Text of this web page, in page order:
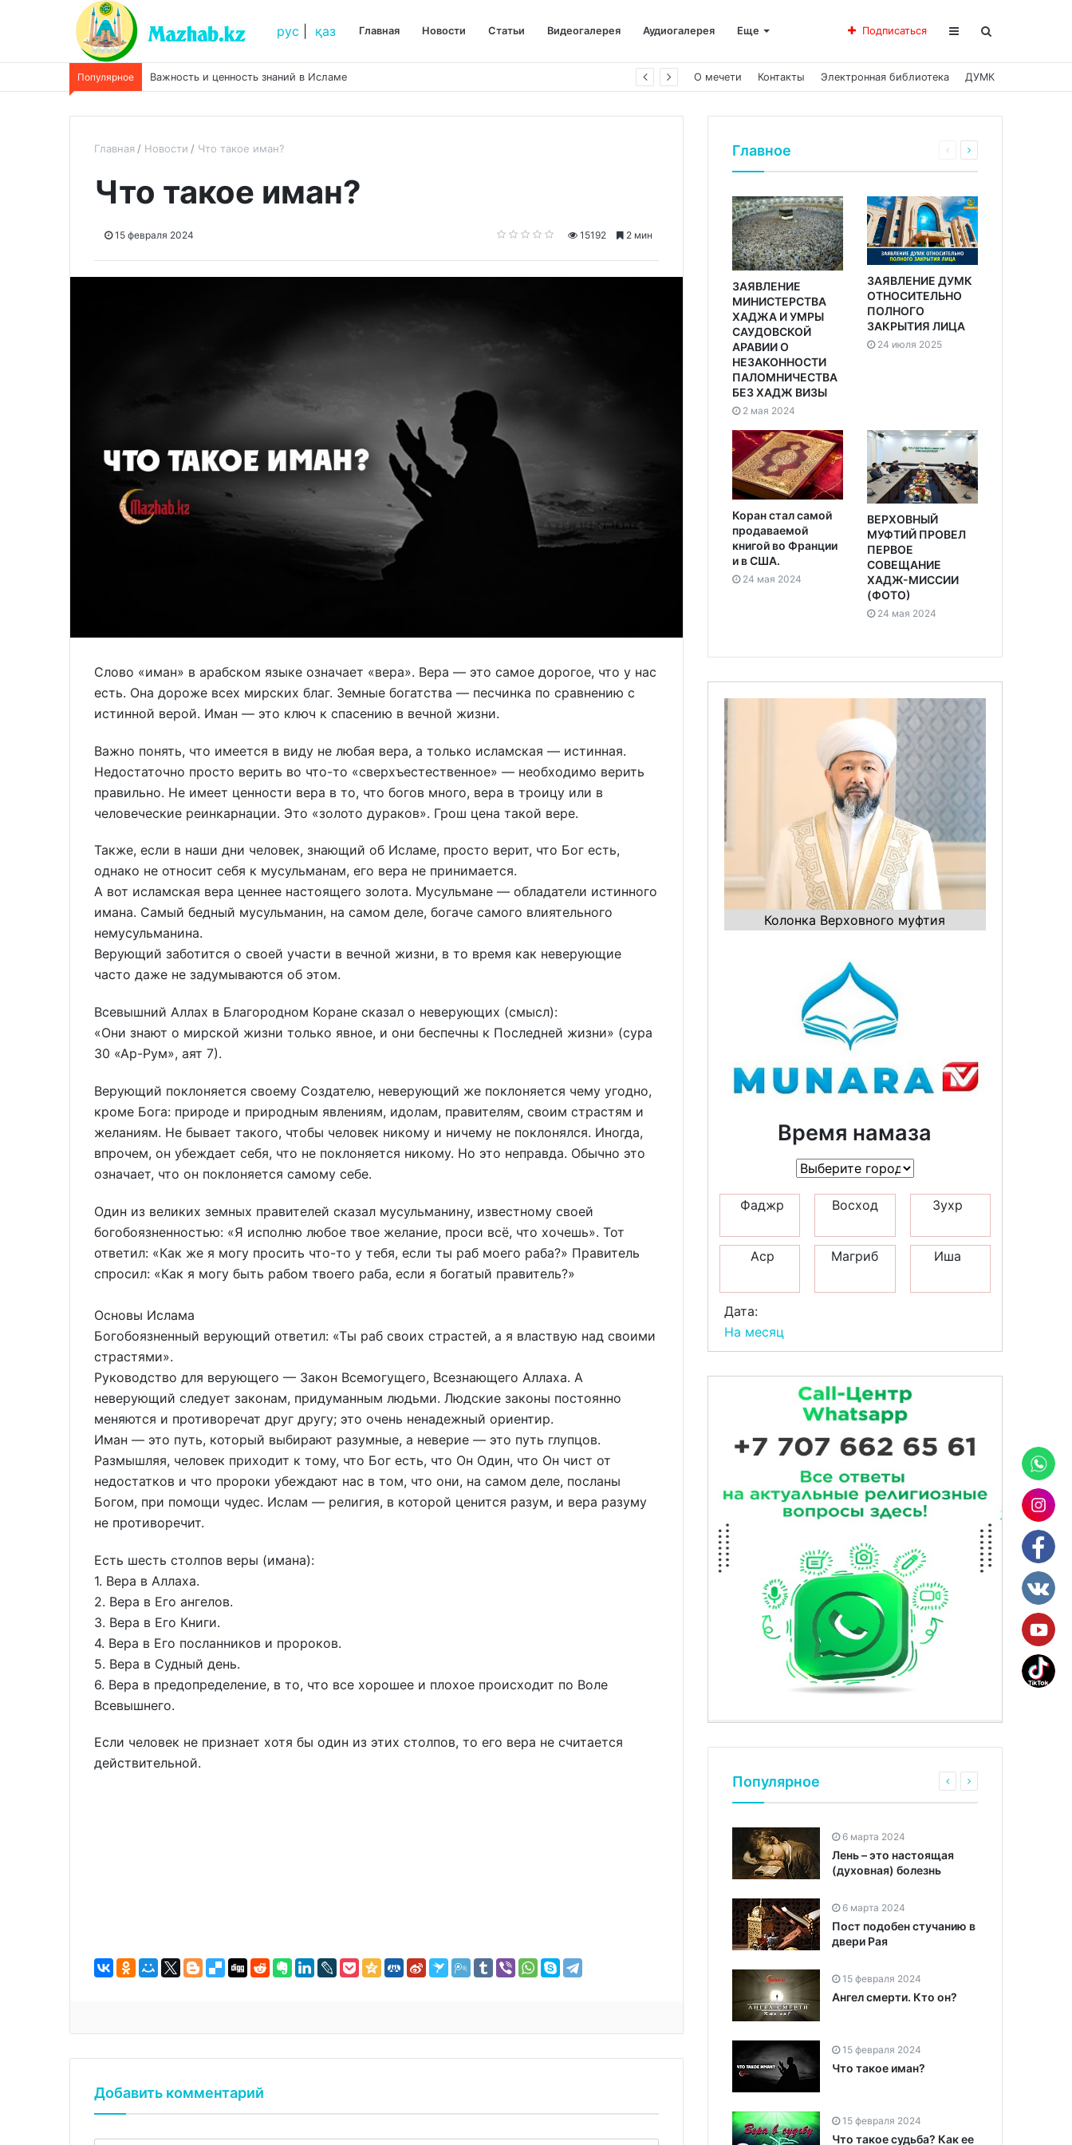
рус қаз Главная Новости Статьи Видеогалерея Аудиогалерея Еще Подписаться
Популярное Важность и ценность знаний в Исламе О мечети Контакты Электронная библиотека ДУМК
Главная Новости Что такое иман?
Что такое иман?
15 февраля 2024 15192 2 мин
Слово «иман» в арабском языке означает «вера». Вера — это самое дорогое, что у нас
есть. Она дороже всех мирских благ. Земные богатства — песчинка по сравнению с
истинной верой. Иман — это ключ к спасению в вечной жизни.
Важно понять, что имеется в виду не любая вера, а только исламская — истинная.
Недостаточно просто верить во что-то «сверхъестественное» — необходимо верить
правильно. Не имеет ценности вера в то, что богов много, вера в троицу или в
человеческие реинкарнации. Это «золото дураков». Грош цена такой вере.
Также, если в наши дни человек, знающий об Исламе, просто верит, что Бог есть,
однако не относит себя к мусульманам, его вера не принимается.
А вот исламская вера ценнее настоящего золота. Мусульмане — обладатели истинного
имана. Самый бедный мусульманин, на самом деле, богаче самого влиятельного
немусульманина.
Верующий заботится о своей участи в вечной жизни, в то время как неверующие
часто даже не задумываются об этом.
Всевышний Аллах в Благородном Коране сказал о неверующих (смысл):
«Они знают о мирской жизни только явное, и они беспечны к Последней жизни» (сура
30 «Ар-Рум», аят 7).
Верующий поклоняется своему Создателю, неверующий же поклоняется чему угодно,
кроме Бога: природе и природным явлениям, идолам, правителям, своим страстям и
желаниям. Не бывает такого, чтобы человек никому и ничему не поклонялся. Иногда,
впрочем, он убеждает себя, что не поклоняется никому. Но это неправда. Обычно это
означает, что он поклоняется самому себе.
Один из великих земных правителей сказал мусульманину, известному своей
богобоязненностью: «Я исполню любое твое желание, проси всё, что хочешь». Тот
ответил: «Как же я могу просить что-то у тебя, если ты раб моего раба?» Правитель
спросил: «Как я могу быть рабом твоего раба, если я богатый правитель?»
Основы Ислама
Богобоязненный верующий ответил: «Ты раб своих страстей, а я властвую над своими
страстями».
Руководство для верующего — Закон Всемогущего, Всезнающего Аллаха. А
неверующий следует законам, придуманным людьми. Людские законы постоянно
меняются и противоречат друг другу; это очень ненадежный ориентир.
Иман — это путь, который выбирают разумные, а неверие — это путь глупцов.
Размышляя, человек приходит к тому, что Бог есть, что Он Один, что Он чист от
недостатков и что пророки убеждают нас в том, что они, на самом деле, посланы
Богом, при помощи чудес. Ислам — религия, в которой ценится разум, и вера разуму
не противоречит.
Есть шесть столпов веры (имана):
1. Вера в Аллаха.
2. Вера в Его ангелов.
3. Вера в Его Книги.
4. Вера в Его посланников и пророков.
5. Вера в Судный день.
6. Вера в предопределение, в то, что все хорошее и плохое происходит по Воле
Всевышнего.
Если человек не признает хотя бы один из этих столпов, то его вера не считается
действительной.
Добавить комментарий
Главное
ЗАЯВЛЕНИЕ
МИНИСТЕРСТВА
ХАДЖА И УМРЫ
САУДОВСКОЙ
АРАВИИ О
НЕЗАКОННОСТИ
ПАЛОМНИЧЕСТВА
БЕЗ ХАДЖ ВИЗЫ
2 мая 2024
ЗАЯВЛЕНИЕ ДУМК
ОТНОСИТЕЛЬНО
ПОЛНОГО
ЗАКРЫТИЯ ЛИЦА
24 июля 2025
Коран стал самой
продаваемой
книгой во Франции
и в США.
24 мая 2024
ВЕРХОВНЫЙ
МУФТИЙ ПРОВЕЛ
ПЕРВОЕ
СОВЕЩАНИЕ
ХАДЖ-МИССИИ
(ФОТО)
24 мая 2024
Колонка Верховного муфтия
Время намаза
Фаджр Восход Зухр
Аср Магриб Иша
Дата:
На месяц
Популярное
6 марта 2024
Лень – это настоящая
(духовная) болезнь
6 марта 2024
Пост подобен стучанию в
двери Рая
15 февраля 2024
Ангел смерти. Кто он?
15 февраля 2024
Что такое иман?
15 февраля 2024
Что такое судьба? Как ее